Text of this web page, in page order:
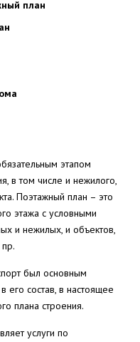
план
этапом
в том числе и нежилого,
Поэтажный план – это
этажа с условными
и нежилых, и объектов,
был основным
его состав, в настоящее
плана строения.
услуги по